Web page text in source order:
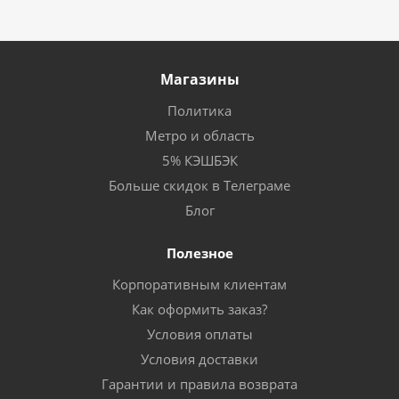
Магазины
Политика
Метро и область
5% КЭШБЭК
Больше скидок в Телеграме
Блог
Полезное
Корпоративным клиентам
Как оформить заказ?
Условия оплаты
Условия доставки
Гарантии и правила возврата